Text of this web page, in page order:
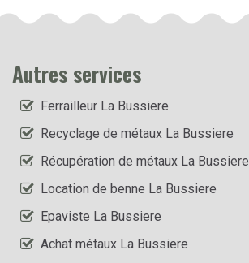
Autres services
Ferrailleur La Bussiere
Recyclage de métaux La Bussiere
Récupération de métaux La Bussiere
Location de benne La Bussiere
Epaviste La Bussiere
Achat métaux La Bussiere